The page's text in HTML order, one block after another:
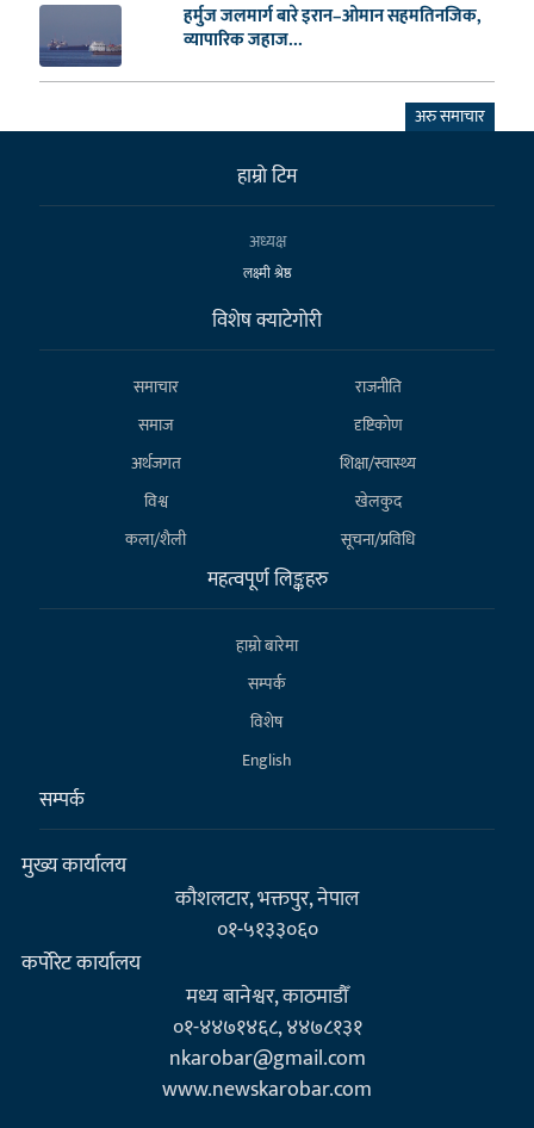
हर्मुज जलमार्ग बारे इरान–ओमान सहमतिनजिक,
व्यापारिक जहाज...
अरु समाचार
हाम्राे टिम
अध्यक्ष
लक्ष्मी श्रेष्ठ
विशेष क्याटेगाेरी
समाचार
राजनीति
समाज
दृष्टिकोण
अर्थजगत
शिक्षा/स्वास्थ्य
विश्व
खेलकुद
कला/शैली
सूचना/प्रविधि
महत्वपूर्ण लिङ्कहरु
हाम्राे बारेमा
सम्पर्क
विशेष
English
सम्पर्क
मुख्य कार्यालय
कौशलटार, भक्तपुर, नेपाल
०१-५१३३०६०
कर्पाेरेट कार्यालय
मध्य बानेश्वर, काठमाडौँ
०१-४४७१४६८, ४४७८१३१
nkarobar@gmail.com
www.newskarobar.com